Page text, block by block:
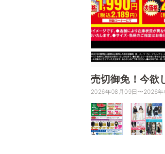
売切御免！今欲
2026年08月09日〜2026